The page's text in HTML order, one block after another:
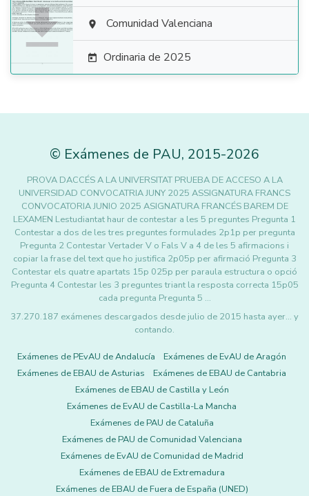
  Comunidad Valenciana
 Ordinaria de 2025
© Exámenes de PAU, 2015-2026
PROVA DACCÉS A LA UNIVERSITAT PRUEBA DE ACCESO A LA
UNIVERSIDAD CONVOCATRIA JUNY 2025 ASSIGNATURA FRANCS
CONVOCATORIA JUNIO 2025 ASIGNATURA FRANCÉS BAREM DE
LEXAMEN Lestudiantat haur de contestar a les 5 preguntes Pregunta 1
Contestar a dos de les tres preguntes formulades 2p1p per pregunta
Pregunta 2 Contestar Vertader V o Fals V a 4 de les 5 afirmacions i
copiar la frase del text que ho justifica 2p05p per afirmació Pregunta 3
Contestar els quatre apartats 15p 025p per paraula estructura o opció
Pregunta 4 Contestar les 3 preguntes triant la resposta correcta 15p05
cada pregunta Pregunta 5 …
37.270.187 exámenes descargados desde julio de 2015 hasta ayer... y
contando.
Exámenes de PEvAU de Andalucía
Exámenes de EvAU de Aragón
Exámenes de EBAU de Asturias
Exámenes de EBAU de Cantabria
Exámenes de EBAU de Castilla y León
Exámenes de EvAU de Castilla-La Mancha
Exámenes de PAU de Cataluña
Exámenes de PAU de Comunidad Valenciana
Exámenes de EvAU de Comunidad de Madrid
Exámenes de EBAU de Extremadura
Exámenes de EBAU de Fuera de España (UNED)